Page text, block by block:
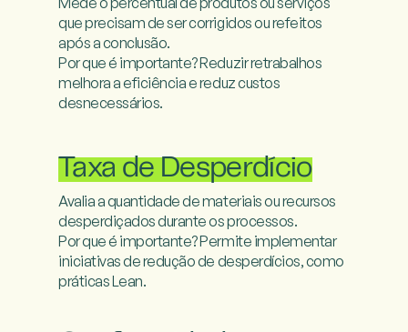
que precisam de ser corrigidos ou refeitos
após a conclusão.
Por que é importante? Reduzir retrabalhos
melhora a eficiência e reduz custos
desnecessários.
Taxa de Desperdício
Avalia a quantidade de materiais ou recursos
desperdiçados durante os processos.
Por que é importante? Permite implementar
iniciativas de redução de desperdícios, como
práticas Lean.